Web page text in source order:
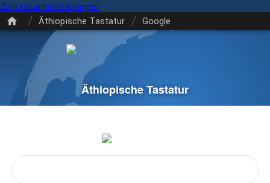
Zum Hauptinhalt springen
/ Äthiopische Tastatur / Google
Äthiopische Tastatur